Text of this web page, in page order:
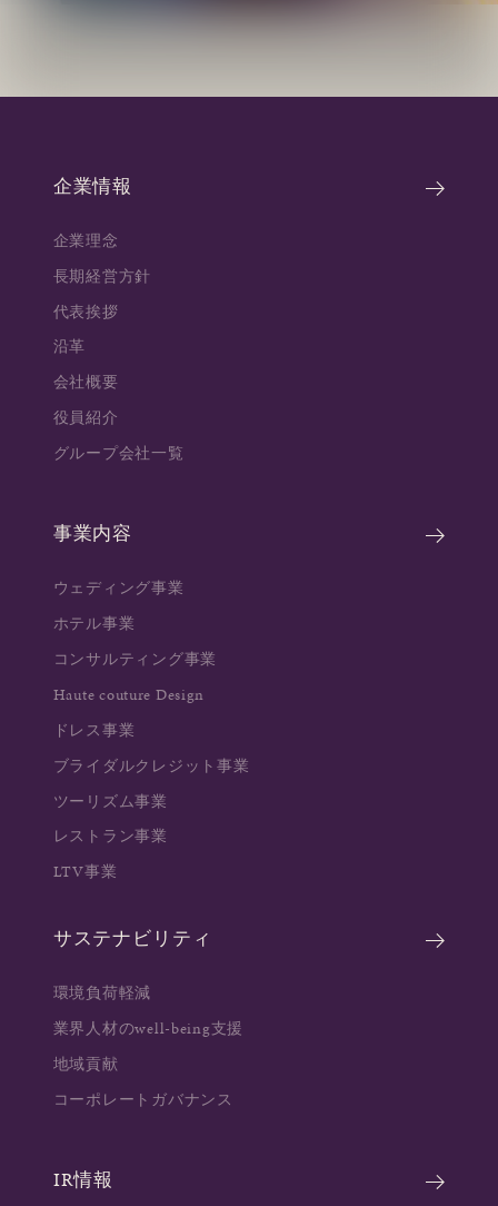
企業情報
企業理念
長期経営方針
代表挨拶
沿革
会社概要
役員紹介
グループ会社一覧
事業内容
ウェディング事業
ホテル事業
コンサルティング事業
Haute couture Design
ドレス事業
ブライダルクレジット事業
ツーリズム事業
レストラン事業
LTV事業
サステナビリティ
環境負荷軽減
業界人材のwell-being支援
地域貢献
コーポレートガバナンス
IR情報